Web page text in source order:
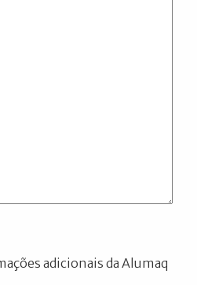
adicionais da Alumaq